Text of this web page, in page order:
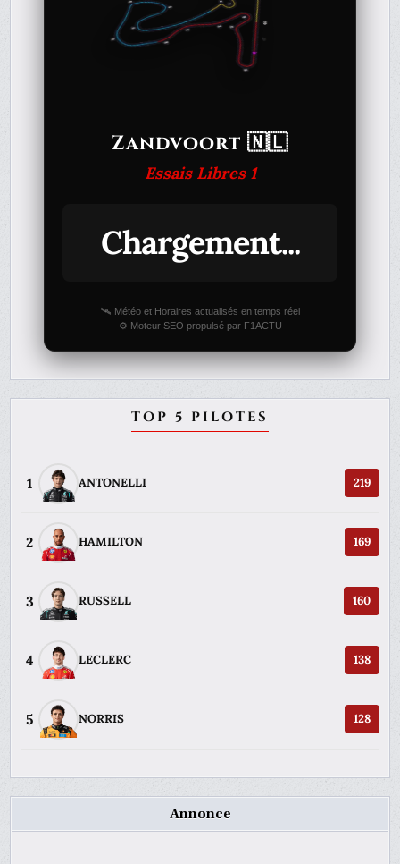
Zandvoort 🇳🇱
Essais Libres 1
Chargement...
🛰️ Météo et Horaires actualisés en temps réel
⚙️ Moteur SEO propulsé par F1ACTU
TOP 5 PILOTES
1 ANTONELLI 219
2 HAMILTON 169
3 RUSSELL 160
4 LECLERC 138
5 NORRIS 128
Annonce